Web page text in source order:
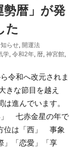
勢暦」が発
た
らせ, 開運法
学, 令和2年, 暦, 神宮館,
令和へ改元されま
きな節目を越え
進んでいます。
」 七赤金星の年で
位は「西」 事象
」「恋愛」「享